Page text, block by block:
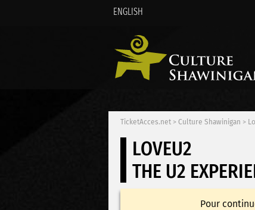
ENGLISH
TicketAcces.net > Culture Shawinigan >
LOVEU2
THE U2
Pour